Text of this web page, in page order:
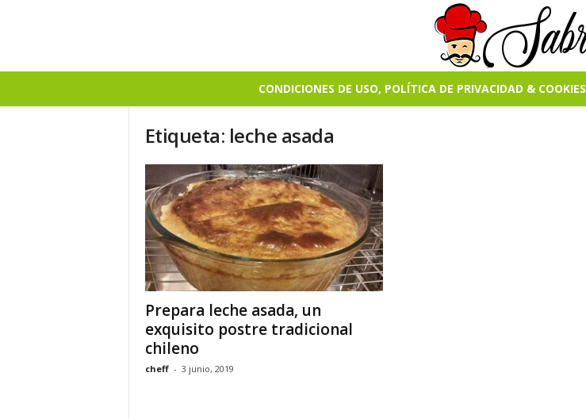
CONDICIONES DE USO, POLÍTICA DE PRIVACIDAD & COOKIES
Etiqueta: leche asada
Prepara leche asada, un
exquisito postre tradicional
chileno
cheff - 3 junio, 2019